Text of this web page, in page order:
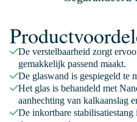
De verstelbaarheid zorgt
gemakkelijk passend maakt.
De glaswand is gespiegeld te
Het glas is behandeld met
aanhechting van kalkaanslag
De inkortbare